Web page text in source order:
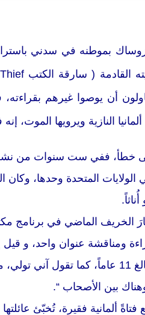
بموطنه في سدني
أن يوصوا غيرهم
النازية ويرويها الموت، إنه في 560 صفحة
خطأ، ففي ست سنوات من
المتحدة وحدها، وكان
الخريف الماضي في برنامج
ومناقشة عنوان واحد، و قيل
تاريخ البرنامج البالغ 11 عاماً، كما
بين الأصحاب “.
فتاةً ألمانية فقيرة، تُخبّئ